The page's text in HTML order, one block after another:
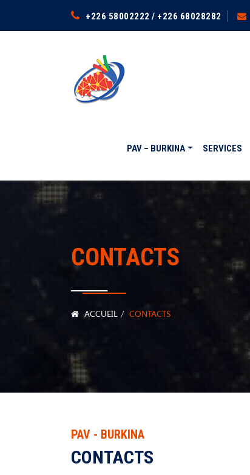
+226 58002222 / +226 68028282
PAV – BURKINA SERVICES
CONTACTS
ACCUEIL CONTACTS
PAV - BURKINA
CONTACTS